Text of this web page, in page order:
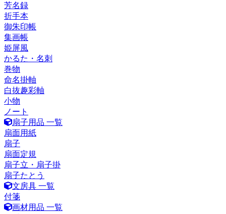
芳名録
折手本
御朱印帳
集画帳
姫屏風
かるた・名刺
巻物
命名掛軸
白抜趣彩軸
小物
ノート
扇子用品 一覧
扇面用紙
扇子
扇面定規
扇子立・扇子掛
扇子たとう
文房具 一覧
付箋
画材用品 一覧